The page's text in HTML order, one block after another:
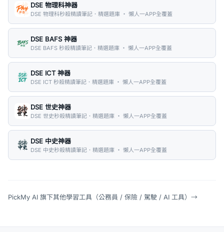
DSE 物理科神器
DSE 物理科秒殺精讀筆記．精選題庫 ・ 懶人一APP全覆蓋
DSE BAFS 神器
DSE BAFS 秒殺精讀筆記．精選題庫 ・ 懶人一APP全覆蓋
DSE ICT 神器
DSE ICT 秒殺精讀筆記．精選題庫 ・ 懶人一APP全覆蓋
DSE 世史神器
DSE 世史秒殺精讀筆記．精選題庫 ・ 懶人一APP全覆蓋
DSE 中史神器
DSE 中史秒殺精讀筆記．精選題庫 ・ 懶人一APP全覆蓋
PickMy AI 旗下其他學習工具（公務員 / 保險 / 駕駛 / AI 工具） →